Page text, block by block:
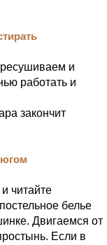
и
работать и
закончит
читайте
белье
Двигаемся от
Если в